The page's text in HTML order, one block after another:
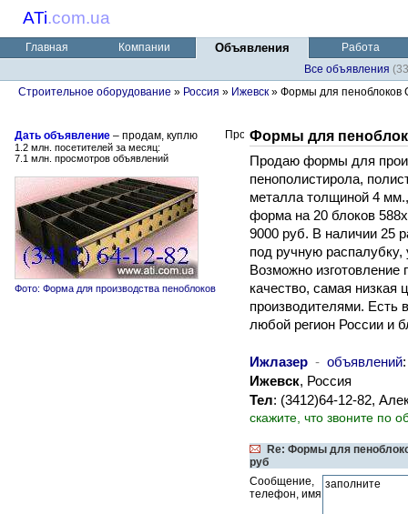
ATi.com.ua
Главная Компании Объявления
Работа
Все объявления
Строительное оборудование » Россия » Ижевск » Формы для пеноблоков
Дать объявление – продам, куплю
1.2 млн. посетителей за месяц:
7.1 млн. просмотров объявлений
Фото: Форма для производства пеноблоков
Формы для
Продаю формы для
пенополистирола,
металла толщиной 4
форма на 20 блоков
9000 руб. В наличии 25
под ручную
Возможно изготовление
качество, самая низкая
производителями. Есть
любой регион России и
Ижлазер - объявлений
Ижевск, Россия
Тел: (3412)64-12-82,
скажите, что звоните по
Re: Формы для
руб
Сообщение,
телефон, имя